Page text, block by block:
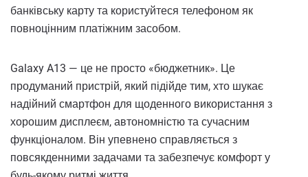
банківську карту та користуйтеся телефоном як
повноцінним платіжним засобом.
Galaxy A13 — це не просто «бюджетник». Це
продуманий пристрій, який підійде тим, хто шукає
надійний смартфон для щоденного використання з
хорошим дисплеєм, автономністю та сучасним
функціоналом. Він упевнено справляється з
повсякденними задачами та забезпечує комфорт у